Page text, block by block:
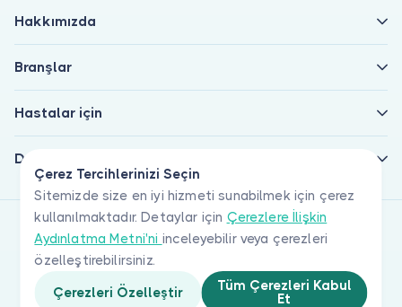
Çerez Tercihlerinizi Seçin
Sitemizde size en iyi hizmeti sunabilmek için çerez
kullanılmaktadır. Detaylar için Çerezlere İlişkin
Aydınlatma Metni'ni inceleyebilir veya çerezleri
özelleştirebilirsiniz.
Çerezleri Özelleştir
Tüm Çerezleri Kabul
Et
Hakkımızda
Branşlar
Hastalar için
Doktorlar için